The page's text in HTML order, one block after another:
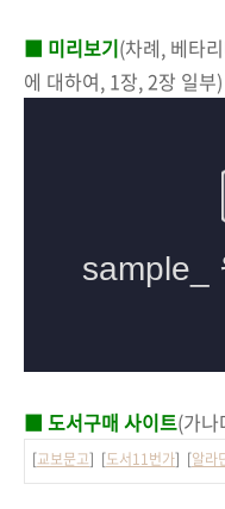
■ 미리보기(차례, 베타
에 대하여, 1장, 2장 일부)
■ 도서구매 사이트(가나
[교보문고] [도서11번가] [알라